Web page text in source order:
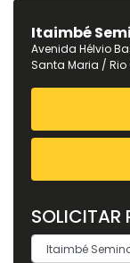
Itaimbé
Avenida Hélvio
Santa Maria / Rio
SOLICITAR